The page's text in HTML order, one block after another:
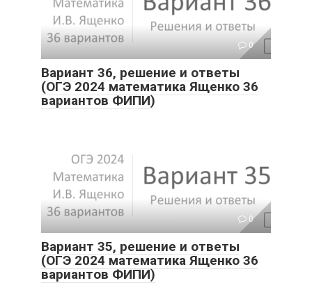
0
Вариант 36, решение и ответы
(ОГЭ 2024 математика Ященко 36
вариантов ФИПИ)
0
Вариант 35, решение и ответы
(ОГЭ 2024 математика Ященко 36
вариантов ФИПИ)